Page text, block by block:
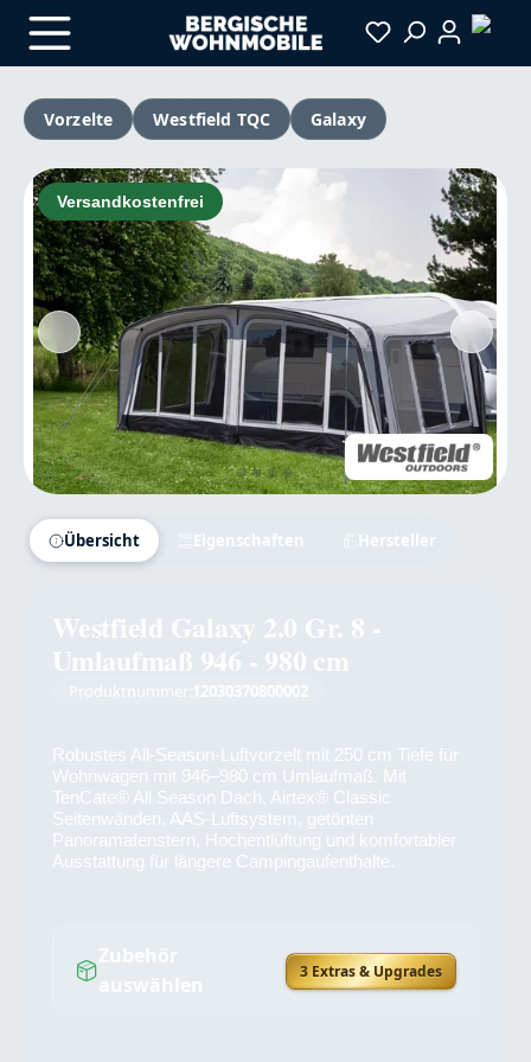
Zum Hauptinhalt springen
Vorzelte
Westfield TQC Galaxy
Bildergalerie überspringen
Versandkostenfrei
Übersicht Eigenschaften Hersteller
Westfield Galaxy 2.0 Gr. 8 -
Umlaufmaß 946 - 980 cm
Produktnummer: 12030370800002
Robustes All-Season-Luftvorzelt mit 250 cm Tiefe für
Wohnwagen mit 946–980 cm Umlaufmaß. Mit
TenCate® All Season Dach, Airtex® Classic
Seitenwänden, AAS-Luftsystem, getönten
Panoramafenstern, Hochentlüftung und komfortabler
Ausstattung für längere Campingaufenthalte.
Zubehör
auswählen
3 Extras & Upgrades